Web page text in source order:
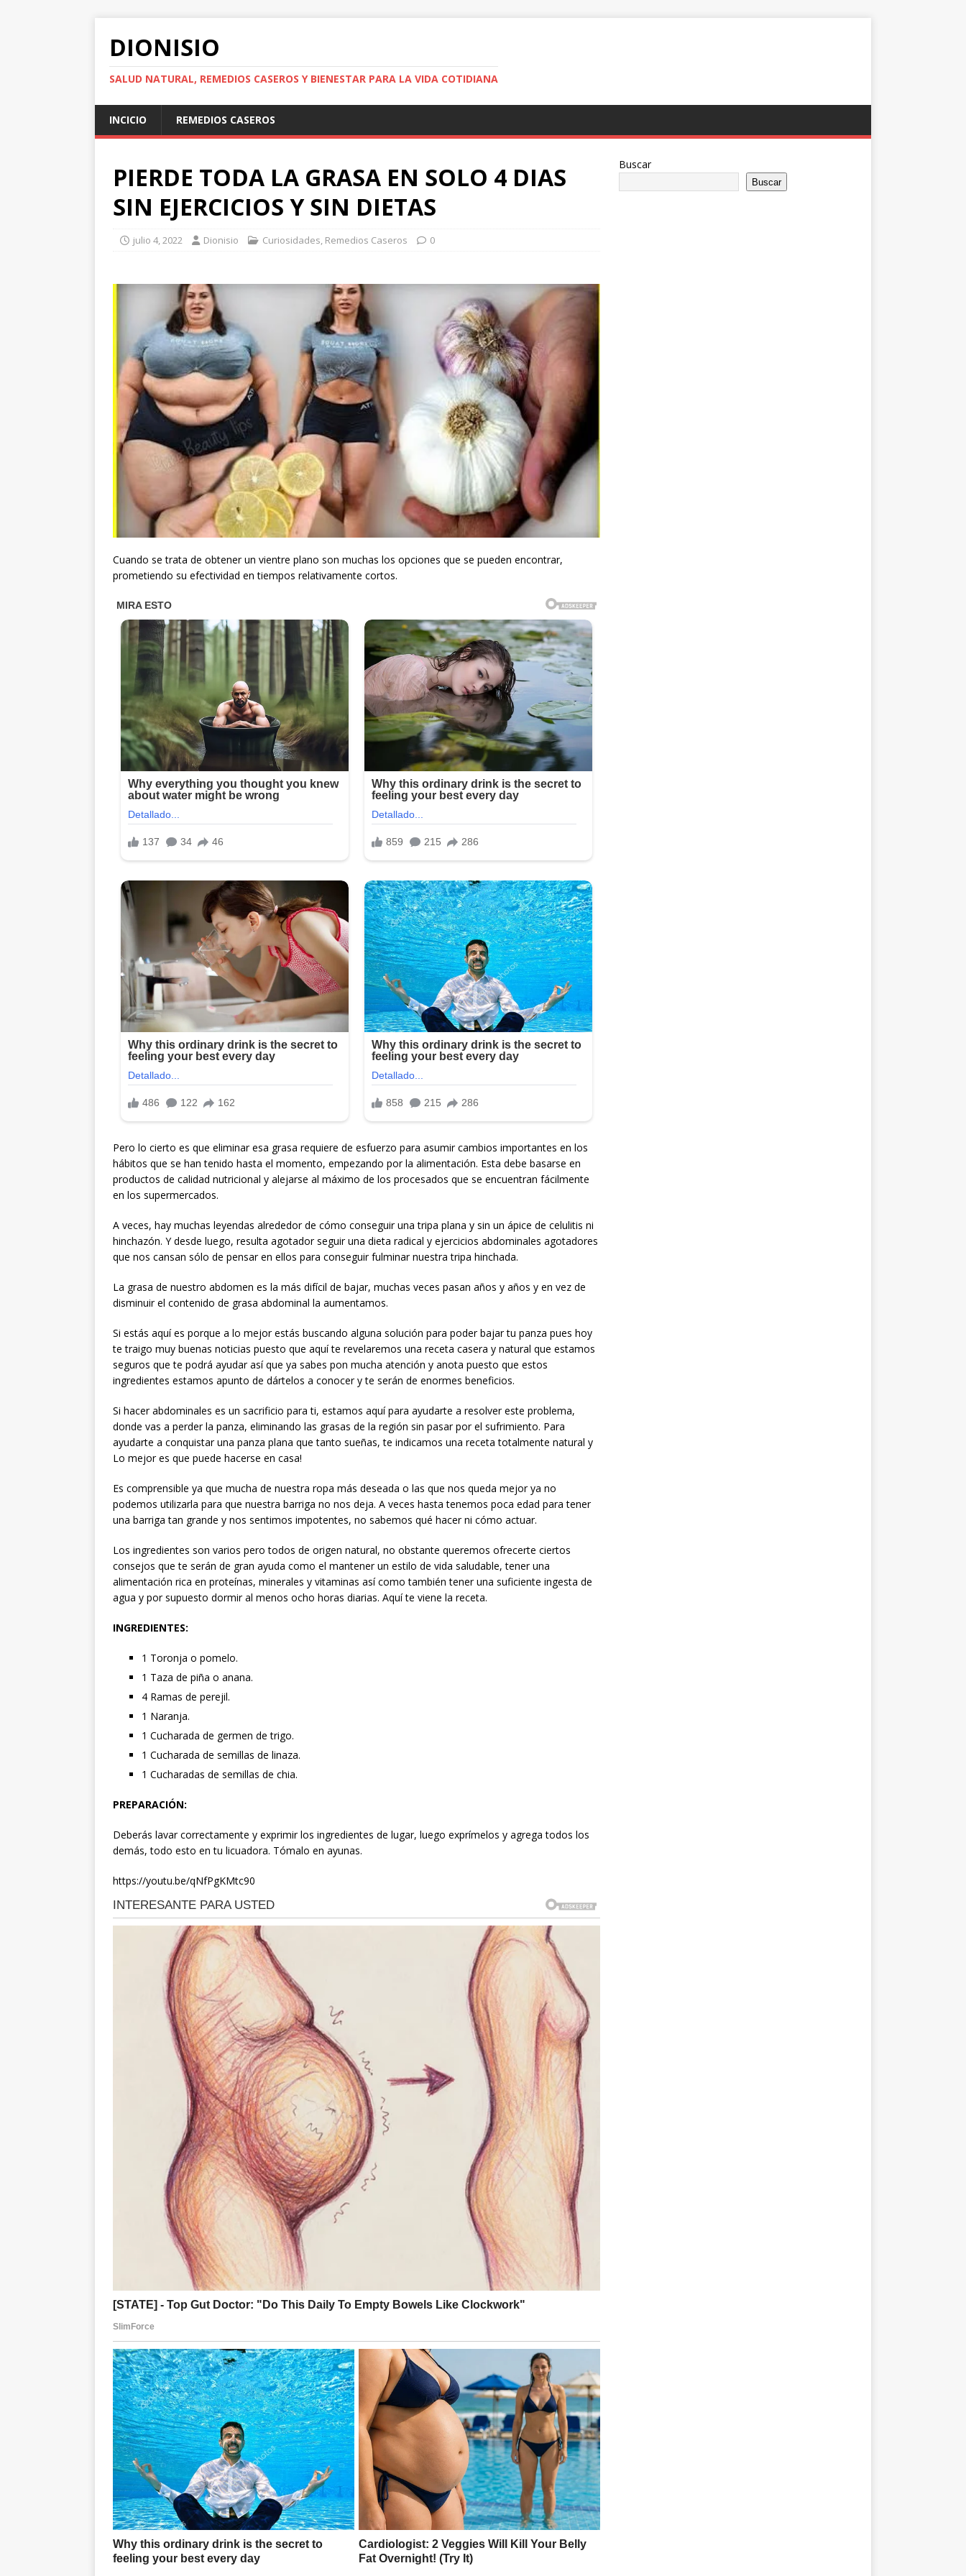
DIONISIO
SALUD NATURAL, REMEDIOS CASEROS Y BIENESTAR PARA LA VIDA COTIDIANA
INCICIO REMEDIOS CASEROS
PIERDE TODA LA GRASA EN SOLO 4 DIAS
SIN EJERCICIOS Y SIN DIETAS
julio 4, 2022 Dionisio Curiosidades, Remedios Caseros 0
Cuando se trata de obtener un vientre plano son muchas los opciones que se pueden encontrar,
prometiendo su efectividad en tiempos relativamente cortos.
Pero lo cierto es que eliminar esa grasa requiere de esfuerzo para asumir cambios importantes en los
hábitos que se han tenido hasta el momento, empezando por la alimentación. Esta debe basarse en
productos de calidad nutricional y alejarse al máximo de los procesados que se encuentran fácilmente
en los supermercados.
A veces, hay muchas leyendas alrededor de cómo conseguir una tripa plana y sin un ápice de celulitis ni
hinchazón. Y desde luego, resulta agotador seguir una dieta radical y ejercicios abdominales agotadores
que nos cansan sólo de pensar en ellos para conseguir fulminar nuestra tripa hinchada.
La grasa de nuestro abdomen es la más difícil de bajar, muchas veces pasan años y años y en vez de
disminuir el contenido de grasa abdominal la aumentamos.
Si estás aquí es porque a lo mejor estás buscando alguna solución para poder bajar tu panza pues hoy
te traigo muy buenas noticias puesto que aquí te revelaremos una receta casera y natural que estamos
seguros que te podrá ayudar así que ya sabes pon mucha atención y anota puesto que estos
ingredientes estamos apunto de dártelos a conocer y te serán de enormes beneficios.
Si hacer abdominales es un sacrificio para ti, estamos aquí para ayudarte a resolver este problema,
donde vas a perder la panza, eliminando las grasas de la región sin pasar por el sufrimiento. Para
ayudarte a conquistar una panza plana que tanto sueñas, te indicamos una receta totalmente natural y
Lo mejor es que puede hacerse en casa!
Es comprensible ya que mucha de nuestra ropa más deseada o las que nos queda mejor ya no
podemos utilizarla para que nuestra barriga no nos deja. A veces hasta tenemos poca edad para tener
una barriga tan grande y nos sentimos impotentes, no sabemos qué hacer ni cómo actuar.
Los ingredientes son varios pero todos de origen natural, no obstante queremos ofrecerte ciertos
consejos que te serán de gran ayuda como el mantener un estilo de vida saludable, tener una
alimentación rica en proteínas, minerales y vitaminas así como también tener una suficiente ingesta de
agua y por supuesto dormir al menos ocho horas diarias. Aquí te viene la receta.
INGREDIENTES:
1 Toronja o pomelo.
1 Taza de piña o anana.
4 Ramas de perejil.
1 Naranja.
1 Cucharada de germen de trigo.
1 Cucharada de semillas de linaza.
1 Cucharadas de semillas de chia.
PREPARACIÓN:
Deberás lavar correctamente y exprimir los ingredientes de lugar, luego exprímelos y agrega todos los
demás, todo esto en tu licuadora. Tómalo en ayunas.
https://youtu.be/qNfPgKMtc90
Buscar
Buscar